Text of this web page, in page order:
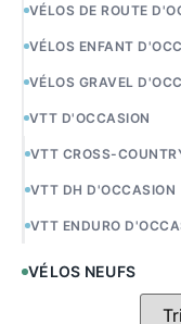
VÉLOS DE ROUTE
VÉLOS ENFANT
VÉLOS GRAVEL
VTT D'OCCASION
VTT CROSS-
VTT DH D'OCCASION
VTT ENDURO
VÉLOS NEUFS